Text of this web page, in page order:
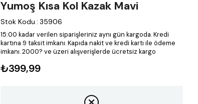
Yumoş Kısa Kol Kazak Mavi
Stok Kodu : 35906
15:00 kadar verilen siparişleriniz aynı gün kargoda. Kredi
kartına 9 taksit imkanı. Kapıda nakit ve kredi kartı ile ödeme
imkanı. 2000? ve üzeri alışverişlerde ücretsiz kargo
₺399,99